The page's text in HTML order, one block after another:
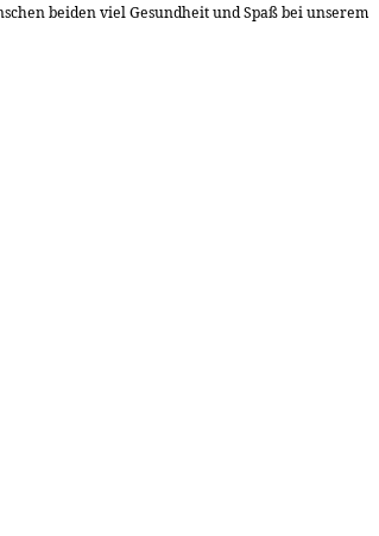
beiden viel Gesundheit und Spaß bei unserem